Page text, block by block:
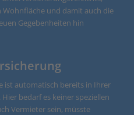
Wohnfläche und damit auch die
Gegebenheiten hin
ist automatisch bereits in Ihrer
bedarf es keiner speziellen
Vermieter sein, müsste